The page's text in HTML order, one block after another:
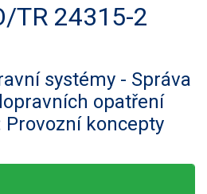
TR 24315-2
systémy - Správa
opatření
Provozní koncepty